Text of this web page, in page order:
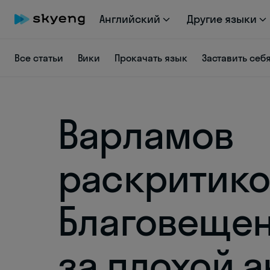
Английский Другие языки
Все статьи Вики Прокачать язык Заставить
Варламов